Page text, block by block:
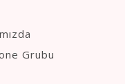
Grubu